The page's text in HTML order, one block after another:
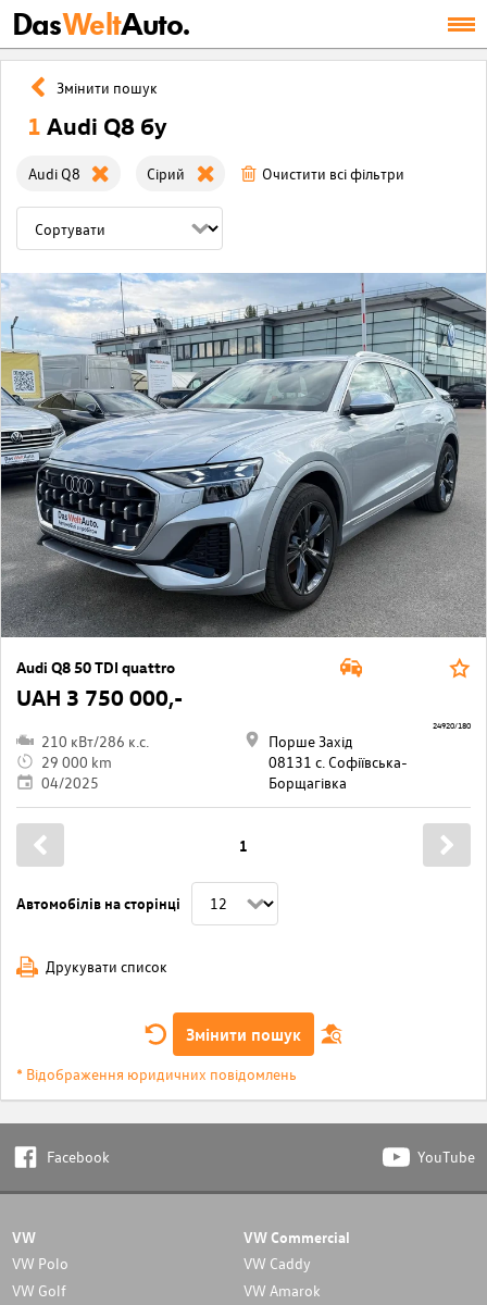
DasWeltAuto.
Змінити пошук
1 Audi Q8 бу
Audi Q8 Сірий Очистити всі фільтри
Audi Q8 50 TDI quattro
UAH 3 750 000,-
210 кВт/286 к.с.
29 000 km
04/2025
Порше Захід
08131 с. Софіївська-
Борщагівкa
24920/180
Автомобілів на сторінці
1
Друкувати список
Змінити пошук
* Відображення юридичних повідомлень
Facebook YouTube
VW
VW Polo
VW Golf
VW Commercial
VW Caddy
VW Amarok